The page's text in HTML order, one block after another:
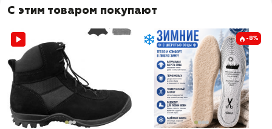
С этим товаром покупают
-8%